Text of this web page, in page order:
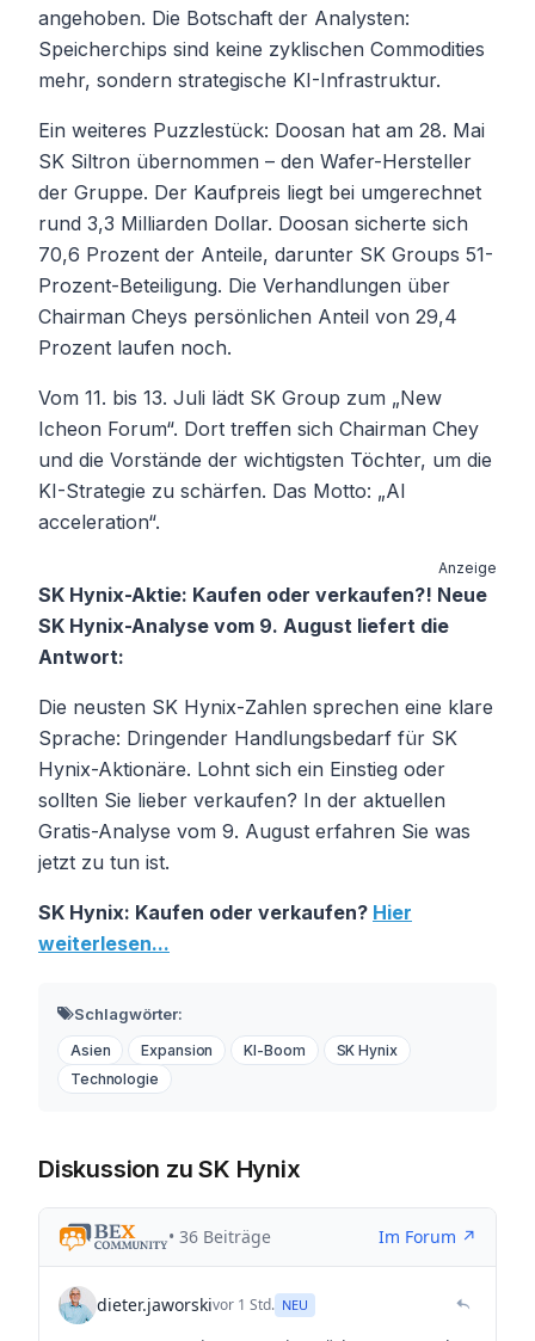
angehoben. Die Botschaft der Analysten:
Speicherchips sind keine zyklischen Commodities
mehr, sondern strategische KI-Infrastruktur.
Ein weiteres Puzzlestück: Doosan hat am 28. Mai
SK Siltron übernommen – den Wafer-Hersteller
der Gruppe. Der Kaufpreis liegt bei umgerechnet
rund 3,3 Milliarden Dollar. Doosan sicherte sich
70,6 Prozent der Anteile, darunter SK Groups 51-
Prozent-Beteiligung. Die Verhandlungen über
Chairman Cheys persönlichen Anteil von 29,4
Prozent laufen noch.
Vom 11. bis 13. Juli lädt SK Group zum „New
Icheon Forum“. Dort treffen sich Chairman Chey
und die Vorstände der wichtigsten Töchter, um die
KI-Strategie zu schärfen. Das Motto: „AI
acceleration“.
Anzeige
SK Hynix-Aktie: Kaufen oder verkaufen?! Neue
SK Hynix-Analyse vom 9. August liefert die
Antwort:
Die neusten SK Hynix-Zahlen sprechen eine klare
Sprache: Dringender Handlungsbedarf für SK
Hynix-Aktionäre. Lohnt sich ein Einstieg oder
sollten Sie lieber verkaufen? In der aktuellen
Gratis-Analyse vom 9. August erfahren Sie was
jetzt zu tun ist.
SK Hynix: Kaufen oder verkaufen? Hier
weiterlesen...
Schlagwörter:
Asien Expansion KI-Boom
SK Hynix
Technologie
Diskussion zu SK Hynix